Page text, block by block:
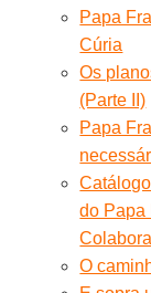
Papa
Cúria
Os
(Parte II)
Papa
do Papa
O